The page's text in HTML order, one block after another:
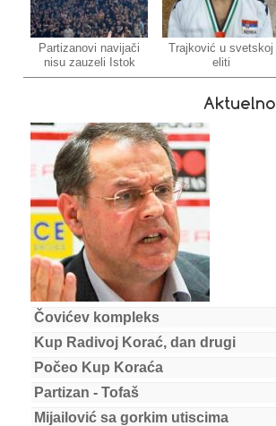
Partizanovi navijači
nisu zauzeli Istok
Trajković u svetskoj
eliti
Aktuelno
Čovićev kompleks
Kup Radivoj Korać, dan drugi
Počeo Kup Koraća
Partizan - Tofaš
Mijailović sa gorkim utiscima